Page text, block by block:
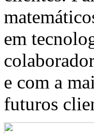
em
e com a
futuros